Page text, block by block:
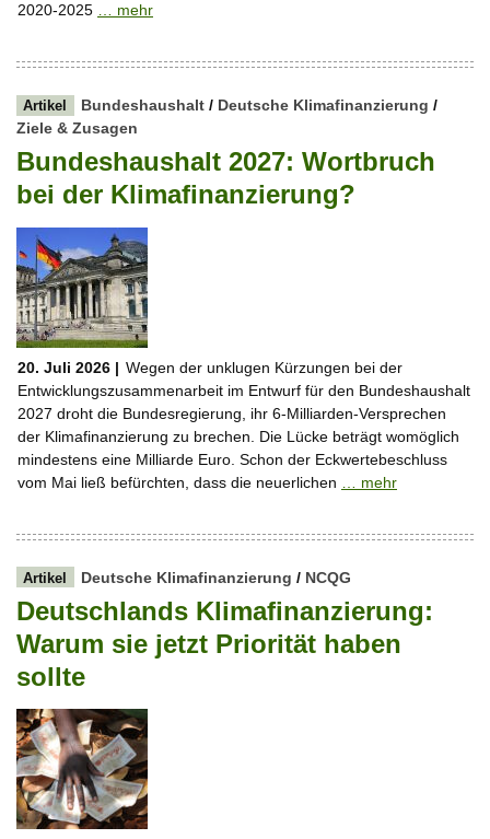
2020-2025 … mehr
Artikel Bundeshaushalt/ Deutsche Klimafinanzierung /
Ziele & Zusagen
Bundeshaushalt 2027: Wortbruch
bei der Klimafinanzierung?
20. Juli 2026 | Wegen der unklugen Kürzungen bei der
Entwicklungszusammenarbeit im Entwurf für den Bundeshaushalt
2027 droht die Bundesregierung, ihr 6-Milliarden-Versprechen
der Klimafinanzierung zu brechen. Die Lücke beträgt womöglich
mindestens eine Milliarde Euro. Schon der Eckwertebeschluss
vom Mai ließ befürchten, dass die neuerlichen
… mehr
Artikel Deutsche Klimafinanzierung / NCQG
Deutschlands Klimafinanzierung:
Warum sie jetzt Priorität haben
sollte